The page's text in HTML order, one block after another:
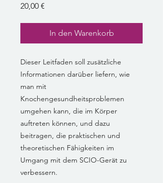
20,00 €
In den Warenkorb
Dieser Leitfaden soll zusätzliche
Informationen darüber liefern, wie
man mit
Knochengesundheitsproblemen
umgehen kann, die im Körper
auftreten können, und dazu
beitragen, die praktischen und
theoretischen Fähigkeiten im
Umgang mit dem SCIO-Gerät zu
verbessern.